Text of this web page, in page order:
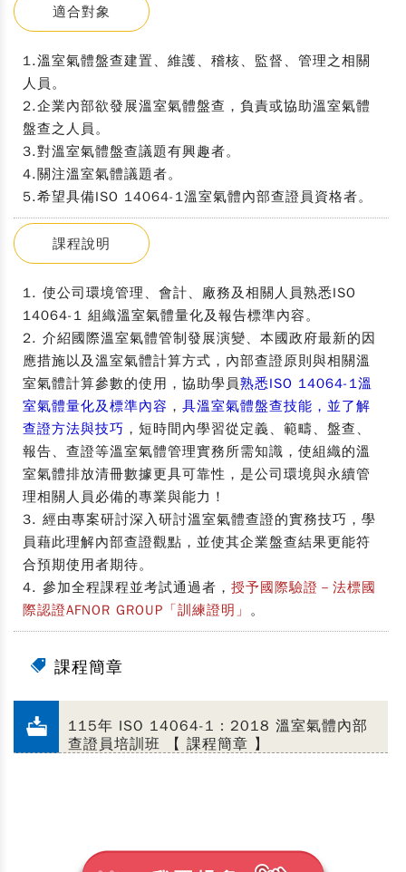
適合對象
1.溫室氣體盤查建置、維護、稽核、監督、管理之相關
人員。
2.企業內部欲發展溫室氣體盤查，負責或協助溫室氣體
盤查之人員。
3.對溫室氣體盤查議題有興趣者。
4.關注溫室氣體議題者。
5.希望具備ISO 14064-1溫室氣體內部查證員資格者。
課程說明
1. 使公司環境管理、會計、廠務及相關人員熟悉ISO
14064-1 組織溫室氣體量化及報告標準內容。
2. 介紹國際溫室氣體管制發展演變、本國政府最新的因
應措施以及溫室氣體計算方式，內部查證原則與相關溫
室氣體計算參數的使用，協助學員熟悉ISO 14064-1溫
室氣體量化及標準內容 ， 具溫室氣體盤查技能，並了解
查證方法與技巧 ，短時間內學習從定義、範疇、盤查、
報告、查證等溫室氣體管理實務所需知識，使組織的溫
室氣體排放清冊數據更具可靠性，是公司環境與永續管
理相關人員必備的專業與能力！
3. 經由專案研討深入研討溫室氣體查證的實務技巧，學
員藉此理解內部查證觀點，並使其企業盤查結果更能符
合預期使用者期待。
4. 參加全程課程並考試通過者， 授予國際驗證－法標國
際認證AFNOR GROUP「訓練證明」 。
課程簡章
115年 ISO 14064-1：2018 溫室氣體內部
查證員培訓班 【 課程簡章 】